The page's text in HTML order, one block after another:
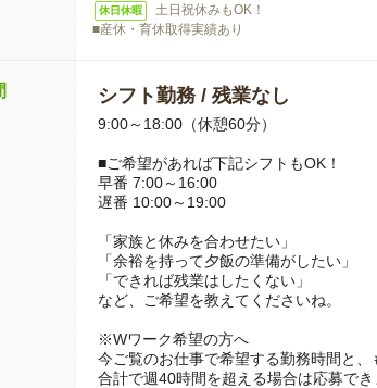
休日休暇
土日祝休みもOK！
■産休・育休取得実績あり
シフト勤務 / 残業なし
9:00～18:00（休憩60分）
■ご希望があれば下記シフトもOK！
早番 7:00～16:00
遅番 10:00～19:00
「家族と休みを合わせたい」
「余裕を持って夕飯の準備がしたい」
「できれば残業はしたくない」
など、ご希望を教えてくださいね。
※Wワーク希望の方へ
今ご覧のお仕事で希望する勤務時間と、
合計で週40時間を超える場合は応募でき